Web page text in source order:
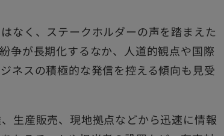
なく、ステークホルダーの声を踏まえた
争が長期化するなか、人道的観点や国際
ネスの積極的な発信を控える傾向も見受
生産販売、現地拠点などから迅速に情報